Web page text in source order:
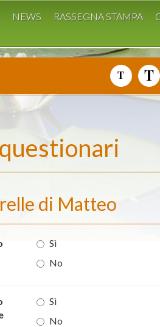
NEWS RASSEGNA STAMPA
di Matteo
Sì
No
Sì
No